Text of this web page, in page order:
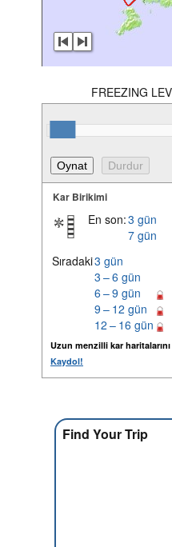
FREEZING
Kar Birikimi
En son:3 gün
7 gün
Sıradaki3 gün
3 – 6 gün
6 – 9 gün
9 – 12 gün
12 – 16 gün
Uzun menzilli kar
Kaydol!
Find Your Trip